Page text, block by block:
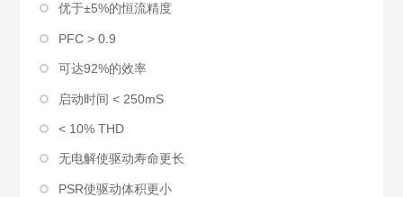
优于±5%的恒流精度
PFC > 0.9
可达92%的效率
启动时间 < 250mS
< 10% THD
无电解使驱动寿命更长
PSR使驱动体积更小